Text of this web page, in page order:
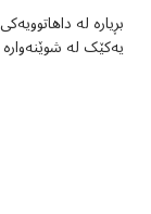
بڕیارە لە
یەکێک لە